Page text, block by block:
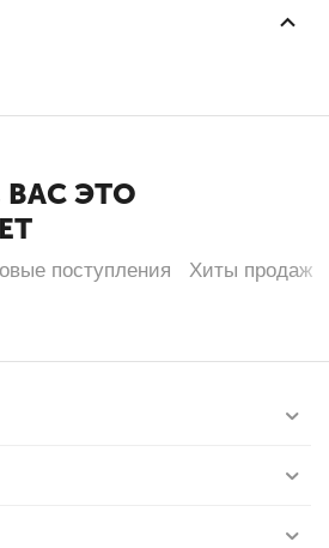
ЭТО
поступления Хиты продаж